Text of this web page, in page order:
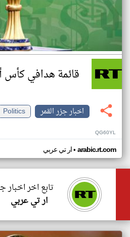
قائمة هدافي كأس أمم
اخبار جزر القمر
Politics
QG60YL
ار تي عربي• arabic.rt.com
تابع اخر اخبار
ار تي عربي